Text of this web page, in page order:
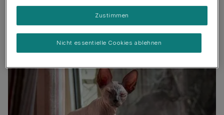
Mögliche Gesundheitsprobleme
Nicht essentielle Cookies ablehnen
Zustimmen